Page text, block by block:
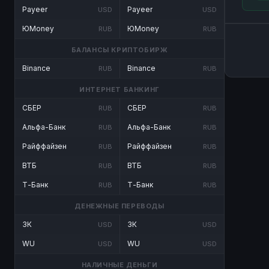
Payeer USD
ЮMoney RUB
Payeer USD
ЮMoney RUB
БАЛАНСЫ КРИПТОБИРЖ
Binance RUB Binance RUB
ИНТЕРНЕТ БАНКИНГ
СБЕР RUB
Альфа-Банк RUB
Райффайзен RUB
ВТБ RUB
Т-Банк RUB
СБЕР RUB
Альфа-Банк RUB
Райффайзен RUB
ВТБ RUB
Т-Банк RUB
ДЕНЕЖНЫЕ ПЕРЕВОДЫ
ЗК USD
WU USD
ЗК USD
WU USD
НАЛИЧНЫЕ ДЕНЬГИ